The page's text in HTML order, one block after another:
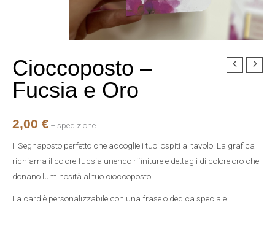
Cioccoposto –
Fucsia e Oro
2,00 €+ spedizione
Il Segnaposto perfetto che accoglie i tuoi ospiti al tavolo. La grafica
richiama il colore fucsia unendo rifiniture e dettagli di colore oro che
donano luminosità al tuo cioccoposto.
La card è personalizzabile con una frase o dedica speciale.
Cioccoposto
Fucsia
Oro
quantità